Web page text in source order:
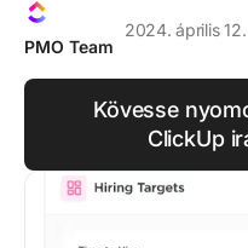
PMO Team
2024. április 12.
Kövesse
ClickUp